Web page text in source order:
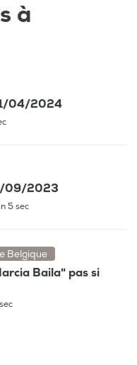
à
04/2024
09/2023
5 sec
Belgique
Baila" pas si